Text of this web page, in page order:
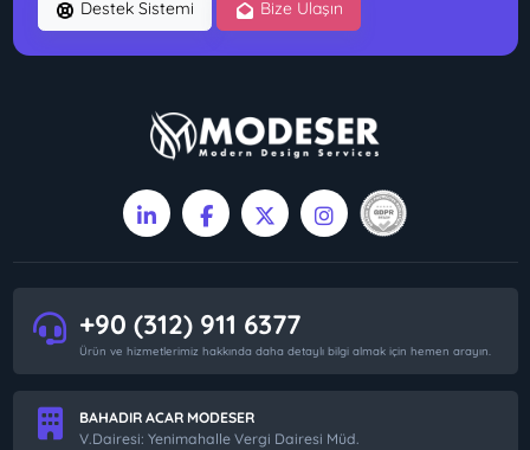
Destek Sistemi
Bize Ulaşın
+90 (312) 911 6377
Ürün ve hizmetlerimiz hakkında daha detaylı bilgi almak için hemen arayın.
BAHADIR ACAR MODESER
V.Dairesi: Yenimahalle Vergi Dairesi Müd.